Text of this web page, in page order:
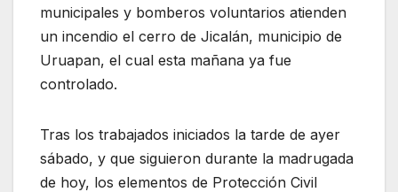
municipales y bomberos voluntarios atienden
un incendio el cerro de Jicalán, municipio de
Uruapan, el cual esta mañana ya fue
controlado.
Tras los trabajados iniciados la tarde de ayer
sábado, y que siguieron durante la madrugada
de hoy, los elementos de Protección Civil